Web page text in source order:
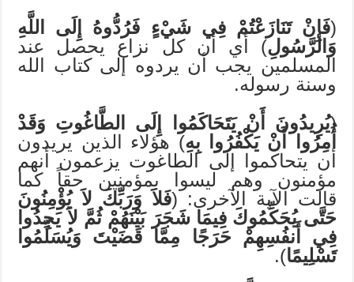
(فَإِنْ تَنَازَعْتُمْ فِي شَيْءٍ فَرُدُّوهُ إِلَى اللَّهِ
وَالرَّسُولِ) أي أن كل نزاع يحصل عند
المسلمين يجب أن يردوه إلى كتاب الله
وسنة رسوله.
(يُرِيدُونَ أَنْ يَتَحَاكَمُوا إِلَى الطَّاغُوتِ وَقَدْ
أُمِرُوا أَنْ يَكْفُرُوا بِهِ) هؤلاء الذين يريدون
أن يتحاكموا إلى الطاغوت يزعمون أنهم
مؤمنون وهم ليسوا بمؤمنين حقاً كما
قالت الآية الآخرى: (فَلاَ وَرَبِّكَ لاَ يُؤْمِنُونَ
حَتَّى يُحَكِّمُوكَ فِيمَا شَجَرَ بَيْنَهُمْ ثُمَّ لاَ يَجِدُوا
فِي أَنفُسِهِمْ حَرَجًا مِمَّا قَضَيْتَ وَيُسَلِّمُوا
تَسْلِيمًا).